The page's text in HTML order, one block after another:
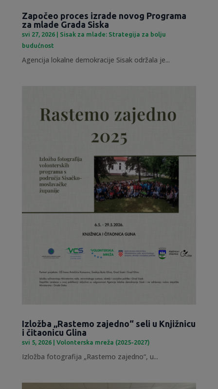
Započeo proces izrade novog Programa
za mlade Grada Siska
svi 27, 2026| Sisak za mlade: Strategija za bolju
budućnost
Agencija lokalne demokracije Sisak održala je...
Izložba „Rastemo zajedno“ seli u Knjižnicu
i čitaonicu Glina
svi 5, 2026| Volonterska mreža (2025-2027)
Izložba fotografija „Rastemo zajedno“, u...